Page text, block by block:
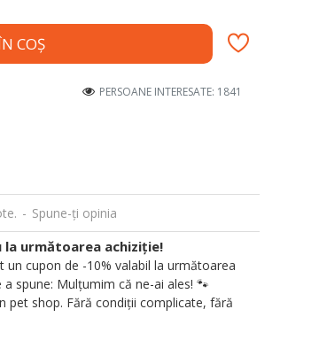
PERSOANE INTERESATE: 1841
- Spune-ţi opinia
COŞ
la următoarea achiziție!
cupon de -10% valabil la următoarea
spune: Mulțumim că ne-ai ales! 🐾
pet shop. Fără condiții complicate, fără